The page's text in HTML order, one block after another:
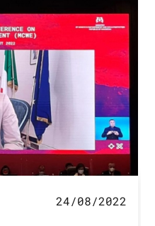
24/08/2022